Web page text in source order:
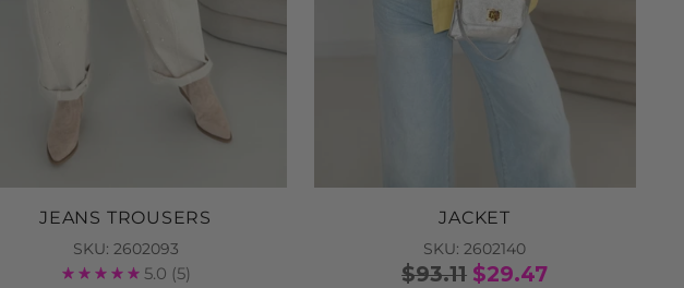
JEANS TROUSERS
SKU: 2602093
5.0 (5)
JACKET
SKU: 2602140
$93.11 $29.47